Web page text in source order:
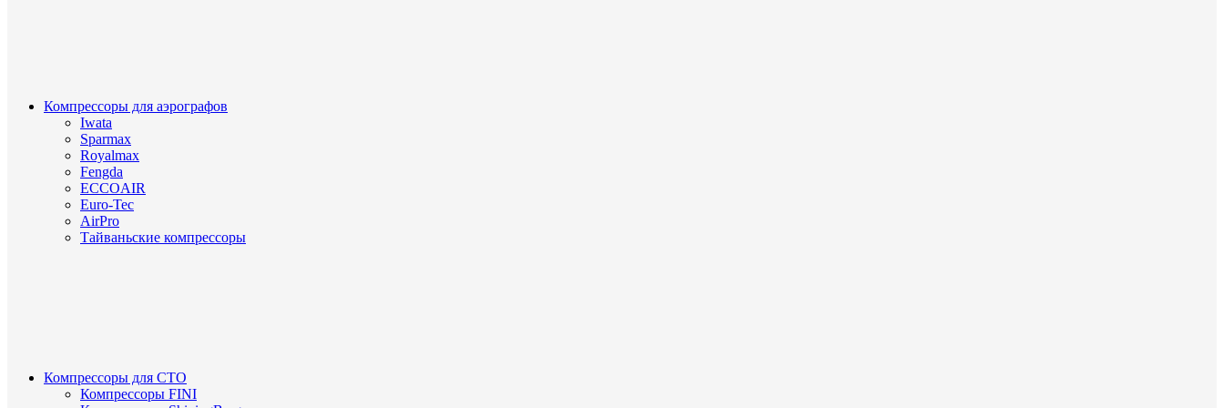
Компрессоры для аэрографов
Iwata
Sparmax
Royalmax
Fengda
ECCOAIR
Euro-Tec
AirPro
Тайваньские компрессоры
Компрессоры для СТО
Компрессоры FINI